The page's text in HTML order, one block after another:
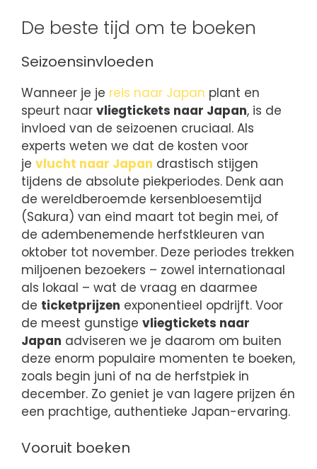
De beste tijd om te boeken
Seizoensinvloeden
Wanneer je je reis naar Japan plant en
speurt naar vliegtickets naar Japan, is de
invloed van de seizoenen cruciaal. Als
experts weten we dat de kosten voor
je vlucht naar Japan drastisch stijgen
tijdens de absolute piekperiodes. Denk aan
de wereldberoemde kersenbloesemtijd
(Sakura) van eind maart tot begin mei, of
de adembenemende herfstkleuren van
oktober tot november. Deze periodes trekken
miljoenen bezoekers – zowel internationaal
als lokaal – wat de vraag en daarmee
de ticketprijzen exponentieel opdrijft. Voor
de meest gunstige vliegtickets naar
Japan adviseren we je daarom om buiten
deze enorm populaire momenten te boeken,
zoals begin juni of na de herfstpiek in
december. Zo geniet je van lagere prijzen én
een prachtige, authentieke Japan-ervaring.
Vooruit boeken